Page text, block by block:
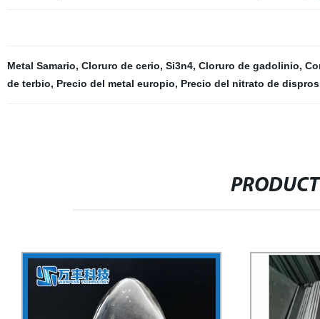
Metal Samario, Cloruro de cerio, Si3n4, Cloruro de gadolinio,
de terbio, Precio del metal europio, Precio del nitrato de